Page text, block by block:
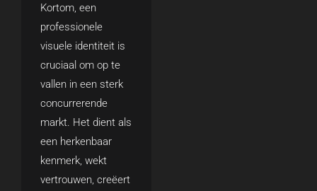
Kortom, een
professionele
visuele identiteit is
cruciaal om op te
vallen in een sterk
concurrerende
markt. Het dient als
een herkenbaar
kenmerk, wekt
vertrouwen, creëert